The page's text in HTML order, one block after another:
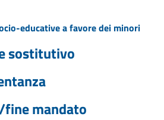
educative a favore dei minori
sostitutivo
mandato